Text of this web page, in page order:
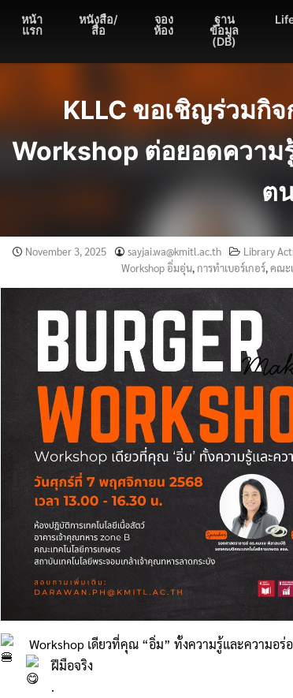
หน้า
แรก
หนังสือ/
สื่อ
จอง
ห้อง
ฐาน
ข้อมูล
(DB)
KLLC ขอเชิญร่วมกิ
Workshop ต่อยอดความ
ต
November 3, 2025 sayjai.wa@kmitl.ac.th Library
Workshop อิ่มอุ่น,การทําเบอร์เกอร์,คณะ
Workshop เดียวที่คุณ “อิ่ม” ทั้งความรู้และความอร่
ฝีมือจริง
.